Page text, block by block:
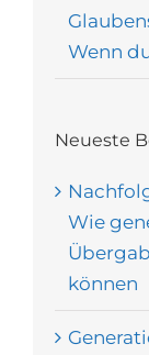
Wenn
Neueste
Wie
können